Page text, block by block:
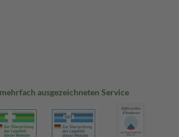
ausgezeichneten Service